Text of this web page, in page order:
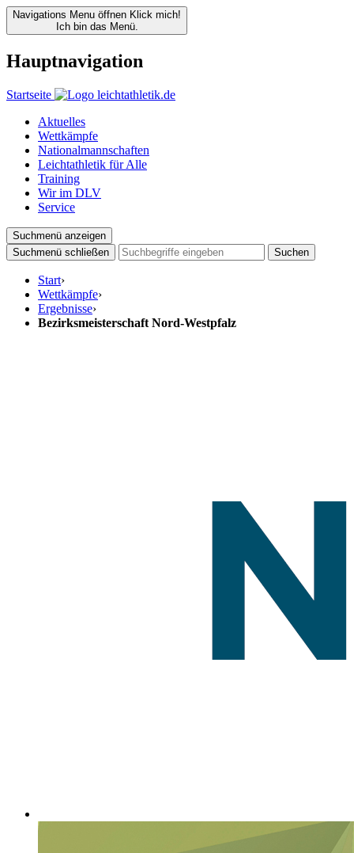
Navigations Menu öffnen Klick mich!
Ich bin das Menü.
Hauptnavigation
Startseite
Aktuelles
Wettkämpfe
Nationalmannschaften
Leichtathletik für Alle
Training
Wir im DLV
Service
Suchmenü anzeigen
Suchmenü schließen
Suchen
Start›
Wettkämpfe›
Ergebnisse›
Bezirksmeisterschaft Nord-Westpfalz